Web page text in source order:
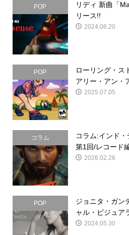
POP
リディ 新曲「
リース!!
2024.06.20
POP
ローリング・ス
アリー・アン・
2025.07.05
コラム
コラム:インド
第1回/レコード
2026.02.26
POP
ジョニタ・ガン
ャル・ビジュア
2024.05.30